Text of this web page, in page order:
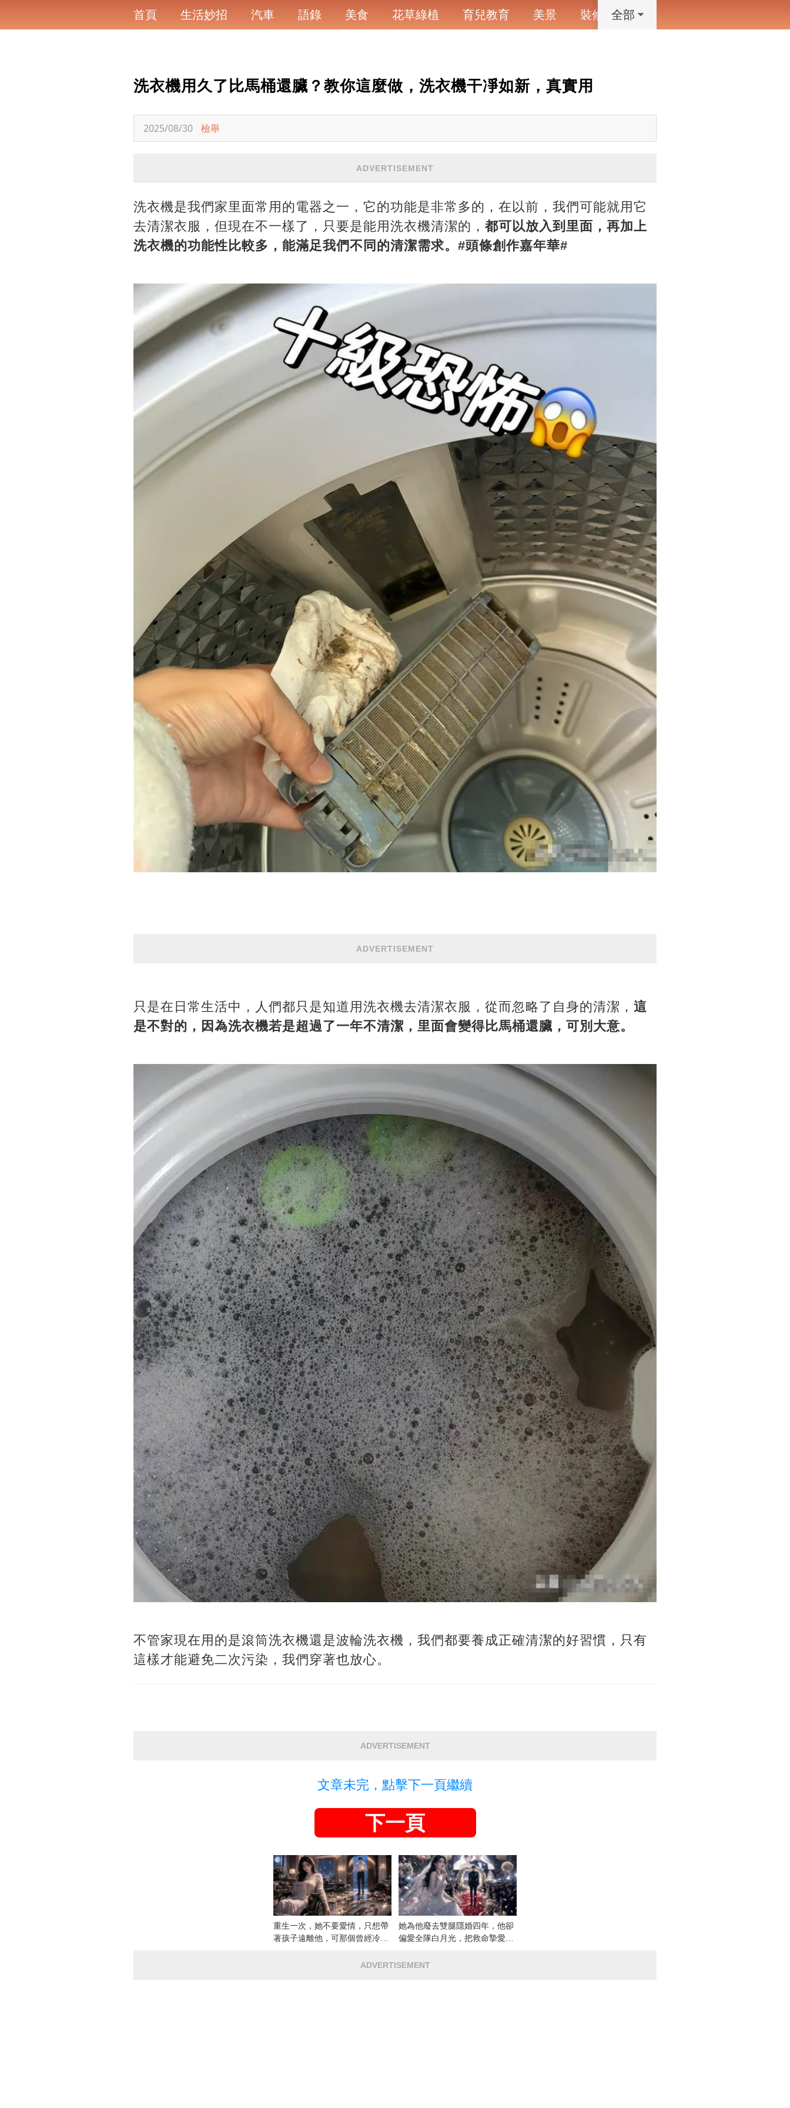
首頁 生活妙招 汽車 語錄 美食 花草綠植 育兒教育 美景 裝修 寵物
全部
洗衣機用久了比馬桶還臟？教你這麼做，洗衣機干凈如新，真實用
2025/08/30 檢舉
ADVERTISEMENT
洗衣機是我們家里面常用的電器之一，它的功能是非常多的，在以前，我們可能就用它
去清潔衣服，但現在不一樣了，只要是能用洗衣機清潔的， 都可以放入到里面，再加上
洗衣機的功能性比較多，能滿足我們不同的清潔需求。#頭條創作嘉年華#
ADVERTISEMENT
只是在日常生活中，人們都只是知道用洗衣機去清潔衣服，從而忽略了自身的清潔， 這
是不對的，因為洗衣機若是超過了一年不清潔，里面會變得比馬桶還臟，可別大意。
不管家現在用的是滾筒洗衣機還是波輪洗衣機，我們都要養成正確清潔的好習慣，只有
這樣才能避免二次污染，我們穿著也放心。
ADVERTISEMENT
文章未完，點擊下一頁繼續
下一頁
重生一次，她不要愛情，只想帶
著孩子遠離他，可那個曾經冷漠
她為他廢去雙腿隱婚四年，他卻
偏愛全隊白月光，把救命摯愛當
ADVERTISEMENT